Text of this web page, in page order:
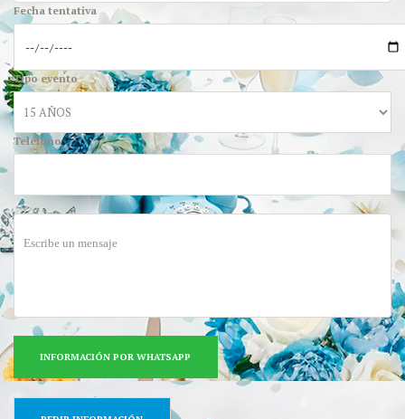
Fecha tentativa
Tipo evento
Teléfono
INFORMACIÓN POR WHATSAPP